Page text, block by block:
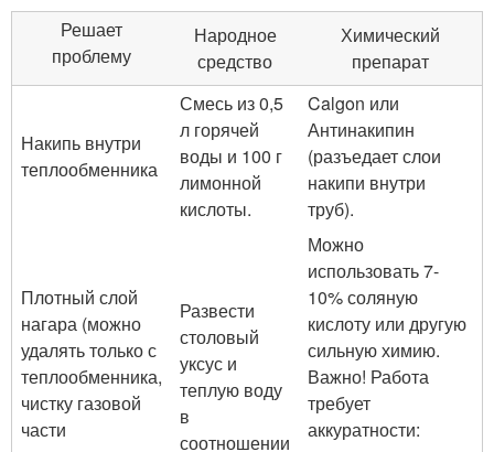
Решает
проблему
Народное
средство
Химический
препарат
Накипь внутри
теплообменника
Смесь из 0,5
л горячей
воды и 100 г
лимонной
кислоты.
Calgon или
Антинакипин
(разъедает слои
накипи внутри
труб).
Плотный слой
нагара (можно
удалять только с
теплообменника,
чистку газовой
части
Развести
столовый
уксус и
теплую воду
в
соотношении
Можно
использовать 7-
10% соляную
кислоту или другую
сильную химию.
Важно! Работа
требует
аккуратности: